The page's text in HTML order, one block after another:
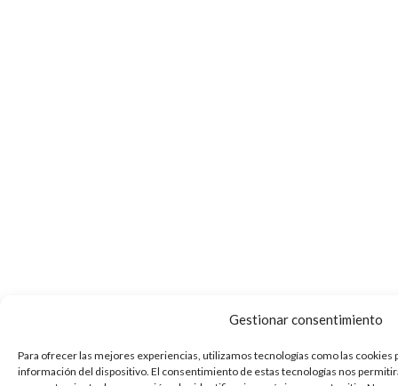
Gestionar consentimiento
Para ofrecer las mejores experiencias, utilizamos tecnologías como las cookies
información del dispositivo. El consentimiento de estas tecnologías nos